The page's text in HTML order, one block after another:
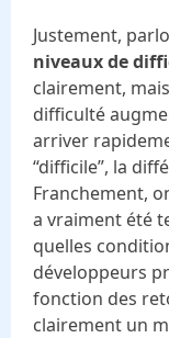
Justement,
niveaux de
clairement,
difficulté
arriver
“difficile”, la
Franchement,
a vraiment été
quelles
développeurs
fonction des
clairement un